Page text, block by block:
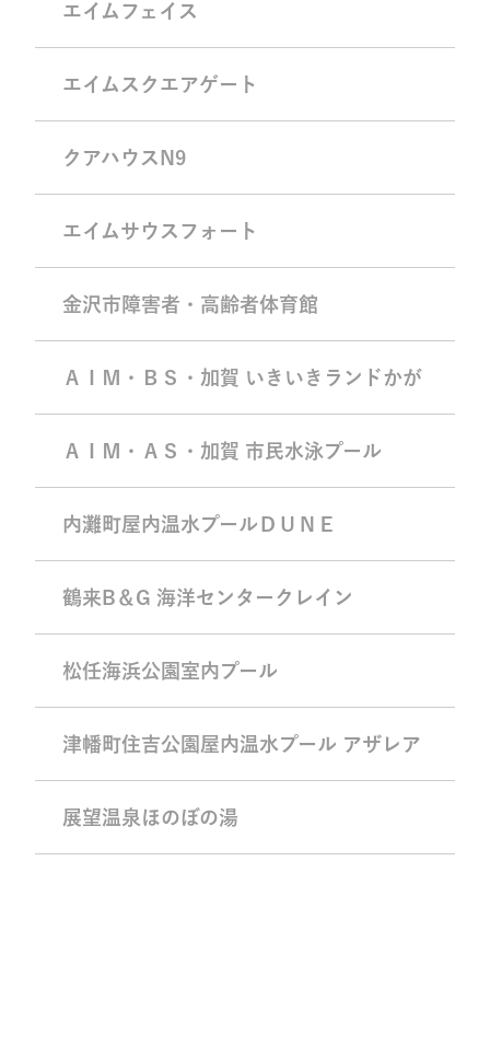
エイムフェイス
エイムスクエアゲート
クアハウスN9
エイムサウスフォート
金沢市障害者・高齢者体育館
ＡＩＭ・ＢＳ・加賀 いきいきランドかが
ＡＩＭ・ＡＳ・加賀 市民水泳プール
内灘町屋内温水プールＤＵＮＥ
鶴来B＆G 海洋センタークレイン
松任海浜公園室内プール
津幡町住吉公園屋内温水プール アザレア
展望温泉ほのぼの湯